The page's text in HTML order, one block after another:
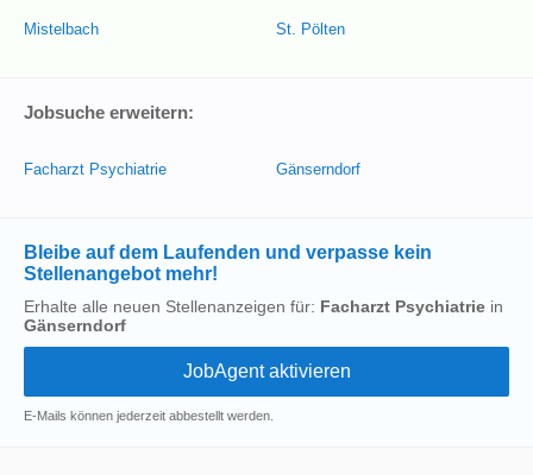
Mistelbach St. Pölten
Jobsuche erweitern:
Facharzt Psychiatrie Gänserndorf
Bleibe auf dem Laufenden und verpasse kein
Stellenangebot mehr!
Erhalte alle neuen Stellenanzeigen für: Facharzt Psychiatrie in
Gänserndorf
E-Mails können jederzeit abbestellt werden.